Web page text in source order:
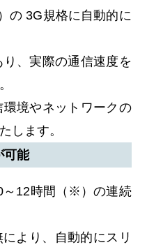
の 3G規格に自動的に
、実際の通信速度を
境やネットワークの
します。
可能
～12時間（※）の連続
より、自動的にスリ